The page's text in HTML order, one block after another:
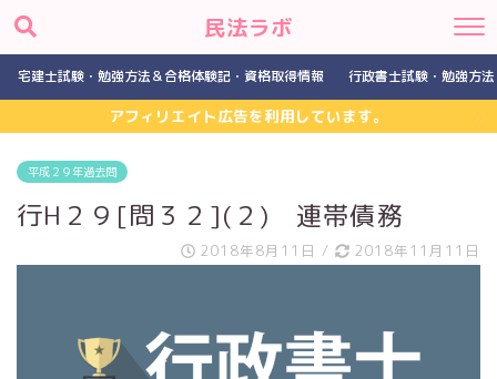
民法ラボ
宅建士試験・勉強方法＆合格体験記・資格取得情報 行政書士試験・勉強方
アフィリエイト広告を利用しています。
平成２９年過去問
行H２９[問３２](２) 連帯債務
2018年8月11日 / 2018年11月11日